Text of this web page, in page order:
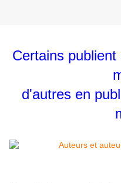
Certains
d'autres en